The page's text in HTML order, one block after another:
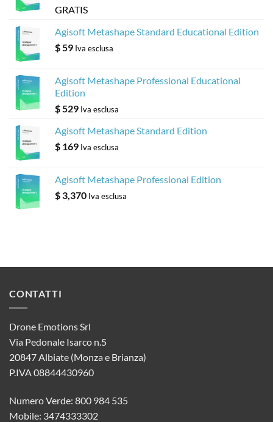
GRATIS
Agisoft Metashape Standard Educational Edition
$ 59 Iva esclusa
Agisoft Metashape Professional Educational
Edition
$ 529 Iva esclusa
Agisoft Metashape Standard Edition
$ 169 Iva esclusa
Agisoft Metashape Professional Edition
$ 3,370 Iva esclusa
CONTATTI
Drone Emotions Srl
Via Pedonale Isarco n.5
20847 Albiate (Monza e Brianza)
P.IVA 08844430960
Numero Verde: 800 984 535
Mobile: 3474333302